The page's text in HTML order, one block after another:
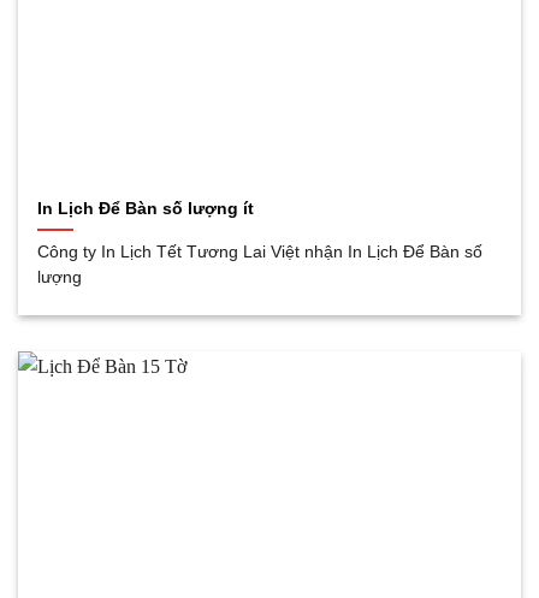
In Lịch Để Bàn số lượng ít
Công ty In Lịch Tết Tương Lai Việt nhận In Lịch Để Bàn số
lượng